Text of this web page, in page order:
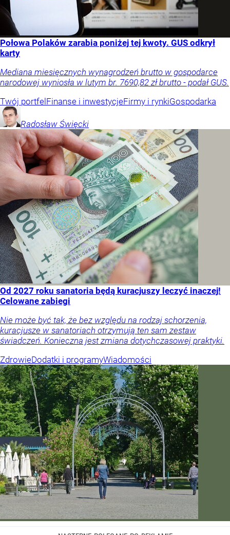
Połowa Polaków zarabia poniżej tej kwoty. GUS odkrył
karty
Mediana miesięcznych wynagrodzeń brutto w gospodarce
narodowej wyniosła w lutym br. 7690,82 zł brutto - podał GUS.
Twój portfel Finanse i inwestycjeFirmy i rynkiGospodarka
Radosław Święcki
Od 2027 roku sanatoria będą kuracjuszy leczyć inaczej!
Celowane zabiegi
Nie może być tak, że bez względu na rodzaj schorzenia,
kuracjusze w sanatoriach otrzymują ten sam zestaw
świadczeń. Konieczna jest zmiana dotychczasowej praktyki.
ZdrowieDodatki i programyWiadomości